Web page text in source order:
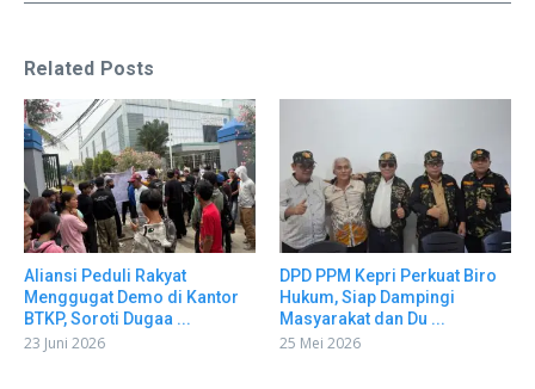
Related Posts
Aliansi Peduli Rakyat
Menggugat Demo di Kantor
BTKP, Soroti Dugaa ...
23 Juni 2026
DPD PPM Kepri Perkuat Biro
Hukum, Siap Dampingi
Masyarakat dan Du ...
25 Mei 2026